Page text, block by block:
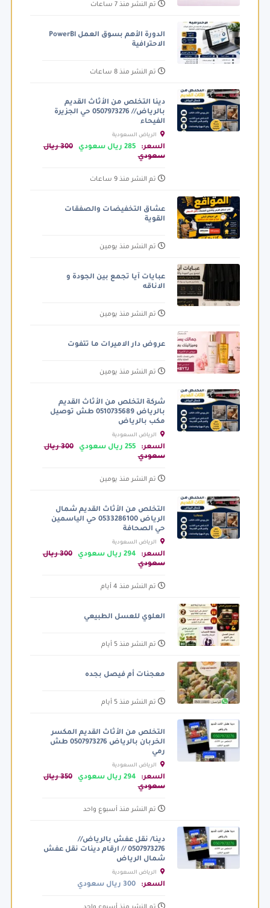
تم النشر منذ 7 ساعات
الدورة الأهم بسوق العمل PowerBl
الاحترافية
تم النشر منذ 8 ساعات
دينا التخلص من الأثاث القديم
بالرياض// 0507973276 حي الجزيرة
الفيحاء
السعر: 285 ريال سعودي
300 ريال
سعودي
تم النشر منذ 9 ساعات
عشاق التخفيضات والصفقات
القوية
تم النشر منذ يومين
عبايات آيا تجمع بين الجودة و
الاناقه
تم النشر منذ يومين
عروض دار الاميرات ما تتفوت
تم النشر منذ يومين
شركة التخلص من الأثاث القديم
بالرياض 0510735689 طش توصيل
مكب بالرياض
السعر: 255 ريال سعودي
300 ريال
سعودي
تم النشر منذ يومين
التخلص من الأثاث القديم شمال
الرياض 0533286100 حي الياسمين
حي الصحافة
السعر: 294 ريال سعودي
300 ريال
سعودي
تم النشر منذ 4 أيام
العلوي للعسل الطبيعي
تم النشر منذ 5 أيام
معجنات أم فيصل بجده
تم النشر منذ 5 أيام
التخلص من الأثاث القديم المكسر
الخربان بالرياض 0507973276 طش
رمي
السعر: 294 ريال سعودي
350 ريال
سعودي
تم النشر منذ أسبوع واحد
دينا/ نقل عفش بالرياض//
0507973276 // ارقام دينات نقل عفش
شمال الرياض
السعر: 300 ريال سعودي